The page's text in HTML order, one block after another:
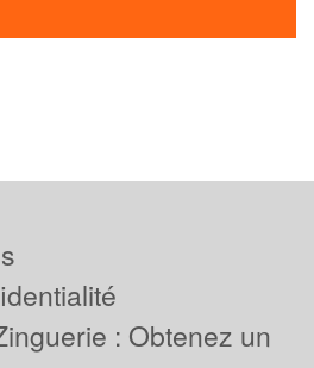
: Obtenez un